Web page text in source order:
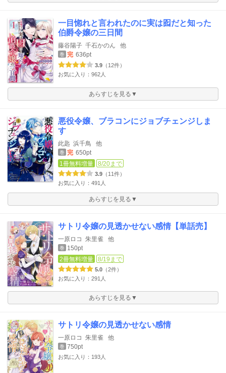
一目惚れと言われたのに実は囮だと知った
伯爵令嬢の三日間
藤谷陽子 千石かのん 他
巻 完 636pt
3.9 （12件）
お気に入り：962人
あらすじを見る▼
悪役令嬢、ブラコンにジョブチェンジしま
す
此匙 浜千鳥 他
巻 完 650pt
1冊無料増量
8/20まで
3.9 （11件）
お気に入り：491人
あらすじを見る▼
サトリ令嬢の見透かせない感情【単話売】
一原ロコ 朱里雀 他
巻
150pt
2冊無料増量
8/19まで
5.0 （2件）
お気に入り：291人
あらすじを見る▼
サトリ令嬢の見透かせない感情
一原ロコ 朱里雀 他
巻 750pt
お気に入り：193人